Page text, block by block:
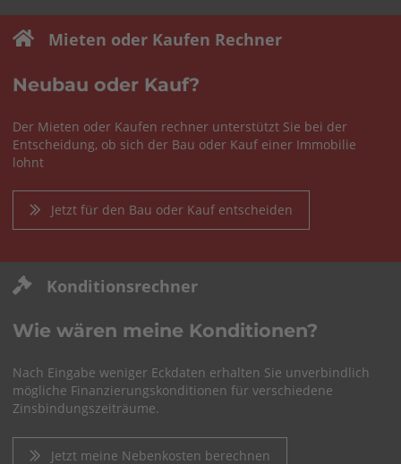
Mieten oder Kaufen Rechner
Neubau oder Kauf?
Der Mieten oder Kaufen rechner unterstützt Sie bei der
Entscheidung, ob sich der Bau oder Kauf einer Immobilie
lohnt
Jetzt für den Bau oder Kauf entscheiden
Konditionsrechner
Wie wären meine Konditionen?
Nach Eingabe weniger Eckdaten erhalten Sie unverbindlich
mögliche Finanzierungskonditionen für verschiedene
Zinsbindungszeiträume.
Jetzt meine Nebenkosten berechnen